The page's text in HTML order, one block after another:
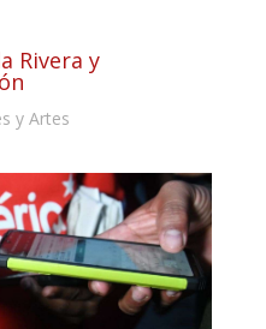
Rivera y
y Artes